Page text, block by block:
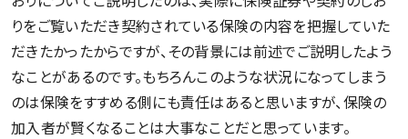
りをご覧いただき契約されている保険の内容を把握していた
だきたかったからですが、その背景には前述でご説明したよう
なことがあるのです。もちろんこのような状況になってしまう
のは保険をすすめる側にも責任はあると思いますが、保険の
加入者が賢くなることは大事なことだと思っています。